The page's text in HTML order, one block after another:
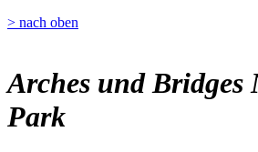
> nach oben
Arches und Bridges
Park